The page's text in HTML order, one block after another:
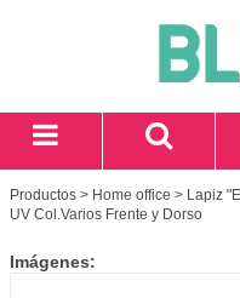
Productos > Home office > Lapiz
UV Col.Varios Frente y Dorso
Imágenes: